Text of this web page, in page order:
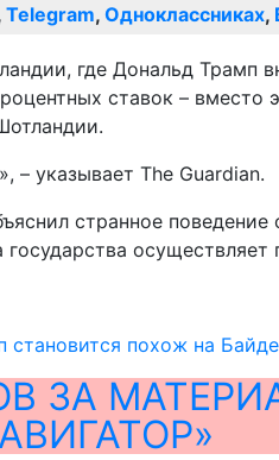
Telegram, Одноклассниках,
ставок – вместо
– указывает The Guardian.
странное
похож на
ЗА